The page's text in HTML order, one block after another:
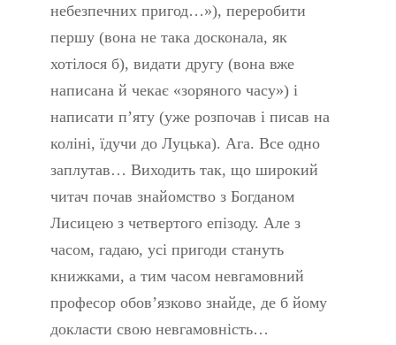
небезпечних пригод…»), переробити
першу (вона не така досконала, як
хотілося б), видати другу (вона вже
написана й чекає «зоряного часу») і
написати п’яту (уже розпочав і писав на
коліні, їдучи до Луцька). Ага. Все одно
заплутав… Виходить так, що широкий
читач почав знайомство з Богданом
Лисицею з четвертого епізоду. Але з
часом, гадаю, усі пригоди стануть
книжками, а тим часом невгамовний
професор обов’язково знайде, де б йому
докласти свою невгамовність…